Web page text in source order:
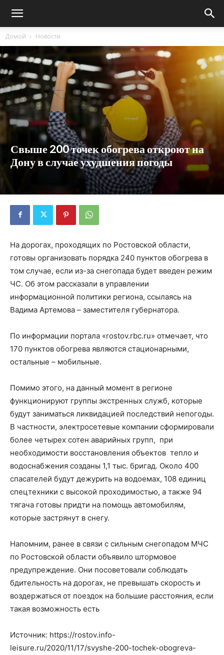
Домой Новости
Свыше 200 точек обогрева откроют на
Дону в случае ухудшения погоды
На дорогах, проходящих по Ростовской области,
готовы организовать порядка 240 пунктов обогрева в
том случае, если из-за снегопада будет введен режим
ЧС. Об этом рассказали в управлении
информационной политики региона, ссылаясь на
Вадима Артемова – заместителя губернатора.
По информации портала «rostov.rbc.ru» отмечает, что
170 пунктов обогрева являются стационарными,
остальные – мобильные.
Помимо этого, на данный момент в регионе
функционируют группы экстренных служб, которые
будут заниматься ликвидацией последствий непогоды.
В частности, электросетевые компании сформировали
более четырех сотен аварийных групп, при
необходимости восстановления объектов тепло и
водоснабжения созданы 1,1 тыс. бригад. Около 400
спасателей будут дежурить на водоемах, 108 единиц
спецтехники с высокой проходимостью, а также 94
тягача готовы придти на помощь автомобилям,
которые застрянут в снегу.
Напомним, ранее в связи с сильным снегопадом МЧС
по Ростовской области объявило штормовое
предупреждение. Они посоветовали соблюдать
бдительность на дорогах, не превышать скорость и
воздержаться от поездок на большие расстояния, если
такая возможность есть
Источник: https://rostov.info-
leisure.ru/2020/11/17/svyshe-200-tochek-obogreva-